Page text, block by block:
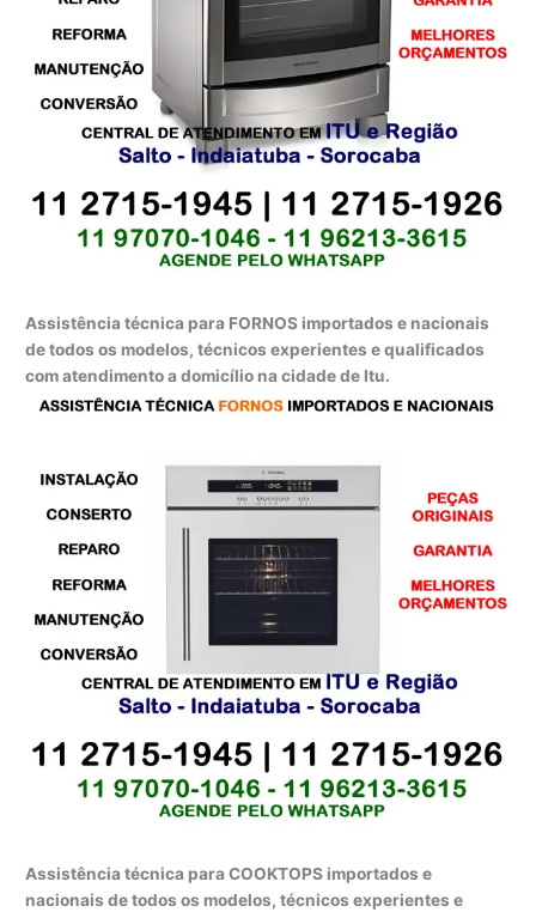
Assistência técnica para FORNOS importados e nacionais
de todos os modelos, técnicos experientes e qualificados
com atendimento a domicílio na cidade de Itu.
Assistência técnica para COOKTOPS importados e
nacionais de todos os modelos, técnicos experientes e